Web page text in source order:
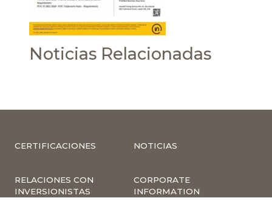
Noticias Relacionadas
CERTIFICACIONES NOTICIAS
RELACIONES CON
INVERSIONISTAS
CORPORATE
INFORMATION